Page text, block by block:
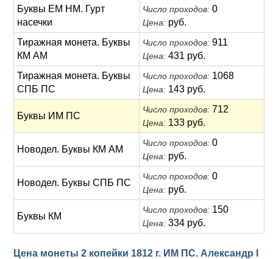
Буквы ЕМ НМ. Гурт
насечки
Число проходов: 0
Цена: руб.
Тиражная монета. Буквы
КМ АМ
Число проходов: 911
Цена: 431 руб.
Тиражная монета. Буквы
СПБ ПС
Число проходов: 1068
Цена: 143 руб.
Буквы ИМ ПС
Число проходов: 712
Цена: 133 руб.
Новодел. Буквы КМ АМ
Число проходов: 0
Цена: руб.
Новодел. Буквы СПБ ПС
Число проходов: 0
Цена: руб.
Буквы КМ
Число проходов: 150
Цена: 334 руб.
Цена монеты 2 копейки 1812 г. ИМ ПС. Александр I